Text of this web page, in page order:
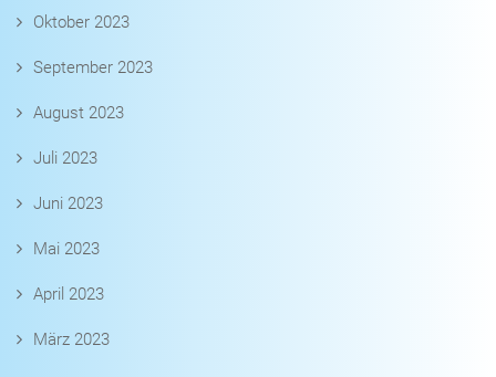
Oktober 2023
September 2023
August 2023
Juli 2023
Juni 2023
Mai 2023
April 2023
März 2023